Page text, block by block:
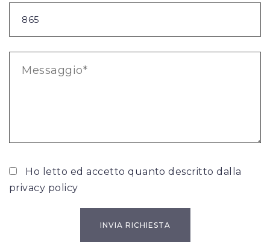
Ho letto ed accetto quanto descritto dalla
privacy policy